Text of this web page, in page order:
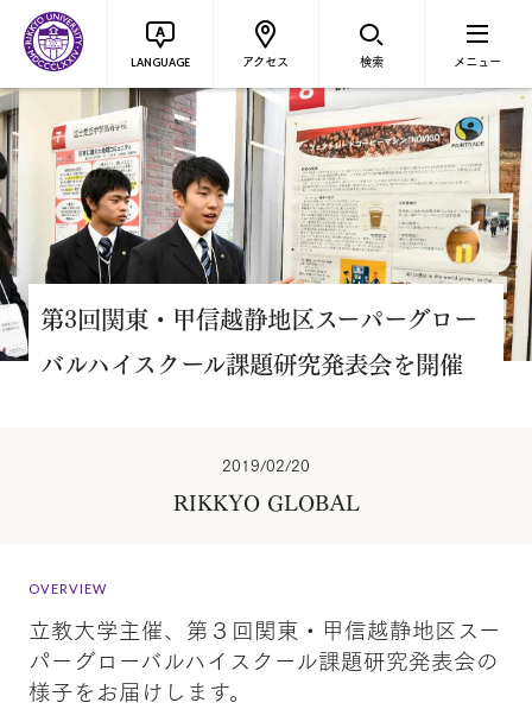
LANGUAGE アクセス 検索 メニュー
第3回関東・甲信越静地区スーパーグロー
バルハイスクール課題研究発表会を開催
2019/02/20
RIKKYO GLOBAL
OVERVIEW
立教大学主催、第３回関東・甲信越静地区スー
パーグローバルハイスクール課題研究発表会の
様子をお届けします。